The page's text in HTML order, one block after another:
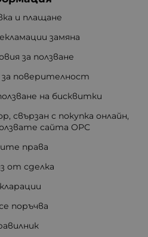
и плащане
замяна
за ползване
поверителност
на бисквитки
свързан с покупка онлайн,
сайта ОРС
права
от сделка
поръчва